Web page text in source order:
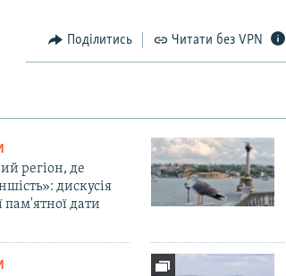
Поділитись Читати без VPN
регіон, де
дискусія
пам'ятної дати